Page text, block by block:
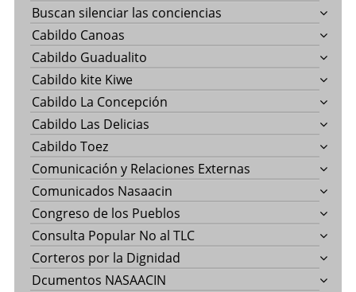
Buscan silenciar las conciencias
Cabildo Canoas
Cabildo Guadualito
Cabildo kite Kiwe
Cabildo La Concepción
Cabildo Las Delicias
Cabildo Toez
Comunicación y Relaciones Externas
Comunicados Nasaacin
Congreso de los Pueblos
Consulta Popular No al TLC
Corteros por la Dignidad
Dcumentos NASAACIN